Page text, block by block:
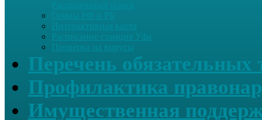
Интерактивная карта
Расписание станция Уфа
Проверка на вирусы
Перечень обязательных
Профилактика
Имущественная